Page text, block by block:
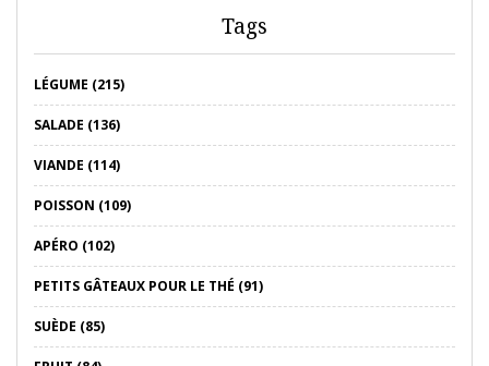
Tags
LÉGUME (215)
SALADE (136)
VIANDE (114)
POISSON (109)
APÉRO (102)
PETITS GÂTEAUX POUR LE THÉ (91)
SUÈDE (85)